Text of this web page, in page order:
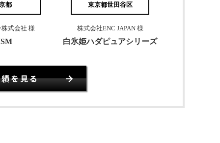
都
式会社 様
東京都世田谷区
株式会社ENC JAPAN 様
白氷姫ハダピュアシリーズ
績を見る